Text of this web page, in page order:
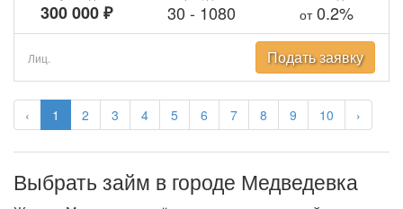
‹ 1 2 3 4 5 6 7 8 9 10 ›
300 000 ₽ 30 - 1080 от0.2%
Лиц. Подать заявку
Выбрать займ в городе Медведевка